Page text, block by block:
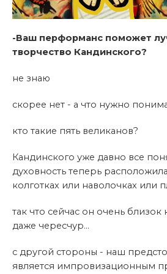
-Ваш перформанс поможет
творчество Кандинского?
не знаю
скорее нет - а что нужно
кто такие пять великанов?
Кандинского уже давно все
духовность теперь
колготках или наволочках или
так что сейчас он очень близок
даже чересчур...
с другой стороны - наш
является импровизационным